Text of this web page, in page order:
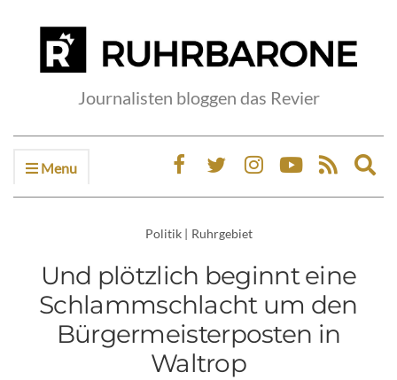
Journalisten bloggen das Revier
Menu
Politik | Ruhrgebiet
Und plötzlich beginnt eine
Schlammschlacht um den
Bürgermeisterposten in
Waltrop